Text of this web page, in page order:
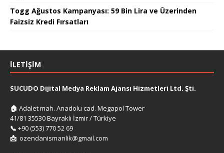
Togg Ağustos Kampanyası: 59 Bin Lira ve Üzerinden
Faizsiz Kredi Fırsatları
İLETIŞIM
SUCUDO Dijital Medya Reklam Ajansı Hizmetleri Ltd. Şti.
🏠 Adalet mah. Anadolu cad. Megapol Tower
41/81 35530 Bayraklı İzmir / Türkiye
📞 +90 (553) 770 52 69
📩 ozendanismanlik@gmail.com